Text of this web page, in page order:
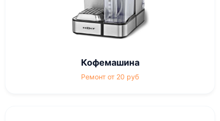
Кофемашина
Ремонт от 20 руб